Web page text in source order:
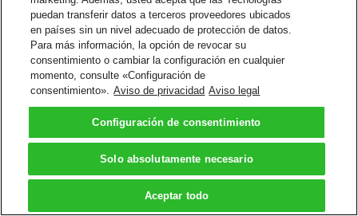
puedan transferir datos a terceros proveedores ubicados
en países sin un nivel adecuado de protección de datos.
Para más información, la opción de revocar su
consentimiento o cambiar la configuración en cualquier
momento, consulte «Configuración de
consentimiento». Aviso de privacidad Aviso legal
Configuración de consentimiento
Solo absolutamente necesario
Aceptar todo